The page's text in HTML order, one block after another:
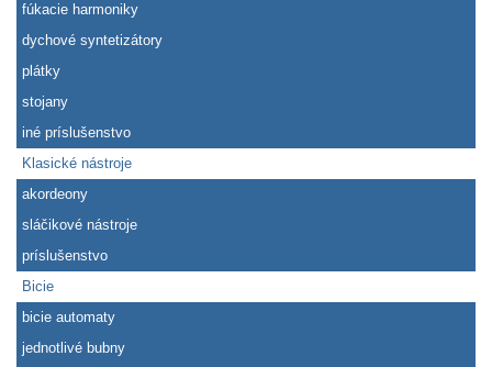
fúkacie harmoniky
dychové syntetizátory
plátky
stojany
iné príslušenstvo
Klasické nástroje
akordeony
sláčikové nástroje
príslušenstvo
Bicie
bicie automaty
jednotlivé bubny